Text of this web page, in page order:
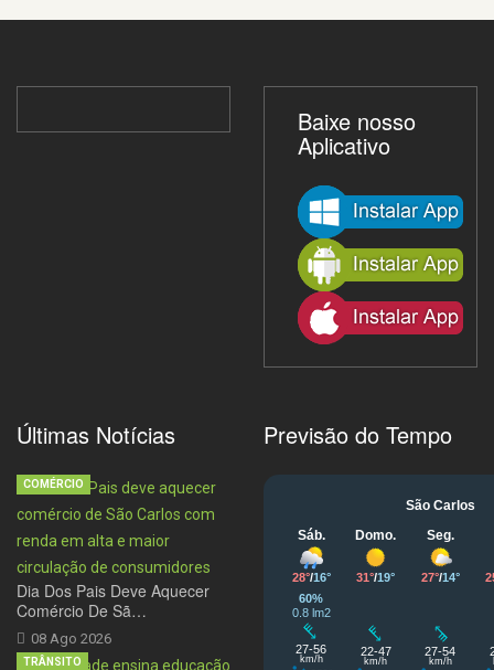
Baixe nosso
Aplicativo
Últimas Notícias
Dia Dos Pais Deve Aquecer
Comércio De Sã…
08 Ago 2026
COMÉRCIO
TRÂNSITO
Previsão do Tempo